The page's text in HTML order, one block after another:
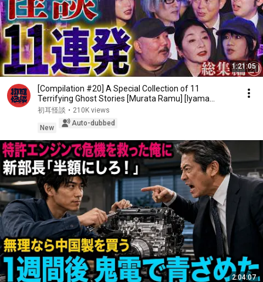
1:21:05
[Compilation #20] A Special Collection of 11
Terrifying Ghost Stories [Murata Ramu] [Iyama
Ryokic...
初耳怪談 • 210K views
New
Auto-dubbed
2:04:07